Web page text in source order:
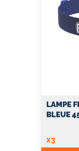
LAMPE
BLEUE
x3